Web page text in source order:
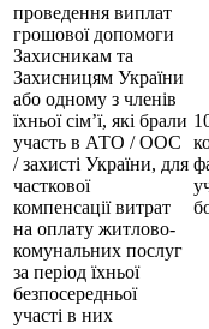
проведення виплат
грошової допомоги
Захисникам та
Захисницям України
або одному з членів
їхньої сім’ї, які брали
участь в АТО / ООС
/ захисті України, для
часткової
компенсації витрат
на оплату житлово-
комунальних послуг
за період їхньої
безпосередньої
участі в них